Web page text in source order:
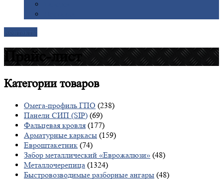
Прайс-лист
Категориитоваров
Омега-профиль ГПО (238)
Панели СИП (SIP) (69)
Фальцевая кровля (177)
Арматурные каркасы (159)
Евроштакетник (74)
Забор металлический «Еврожалюзи» (48)
Металлочерепица (1324)
Быстровозводимые разборные ангары (48)